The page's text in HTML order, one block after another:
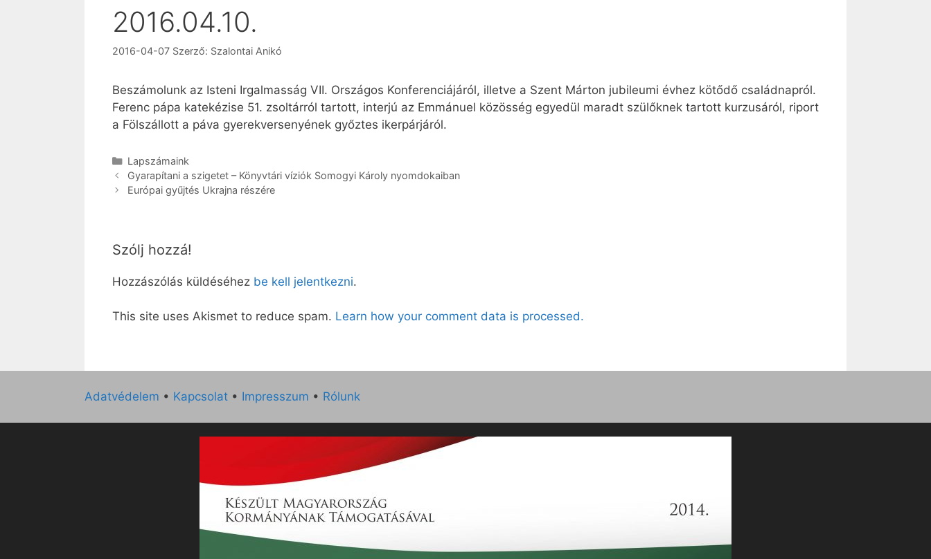
2016.04.10.
2016-04-07 Szerző: Szalontai Anikó
Beszámolunk az Isteni Irgalmasság VII. Országos Konferenciájáról, illetve a Szent Márton jubileumi évhez kötődő családnapról.
Ferenc pápa katekézise 51. zsoltárról tartott, interjú az Emmánuel közösség egyedül maradt szülőknek tartott kurzusáról, riport
a Fölszállott a páva gyerekversenyének győztes ikerpárjáról.
Kategória
Lapszámaink
Gyarapítani a szigetet – Könyvtári víziók Somogyi Károly nyomdokaiban
Európai gyűjtés Ukrajna részére
Szólj hozzá!
Hozzászólás küldéséhez be kell jelentkezni.
This site uses Akismet to reduce spam. Learn how your comment data is processed.
Adatvédelem • Kapcsolat • Impresszum • Rólunk